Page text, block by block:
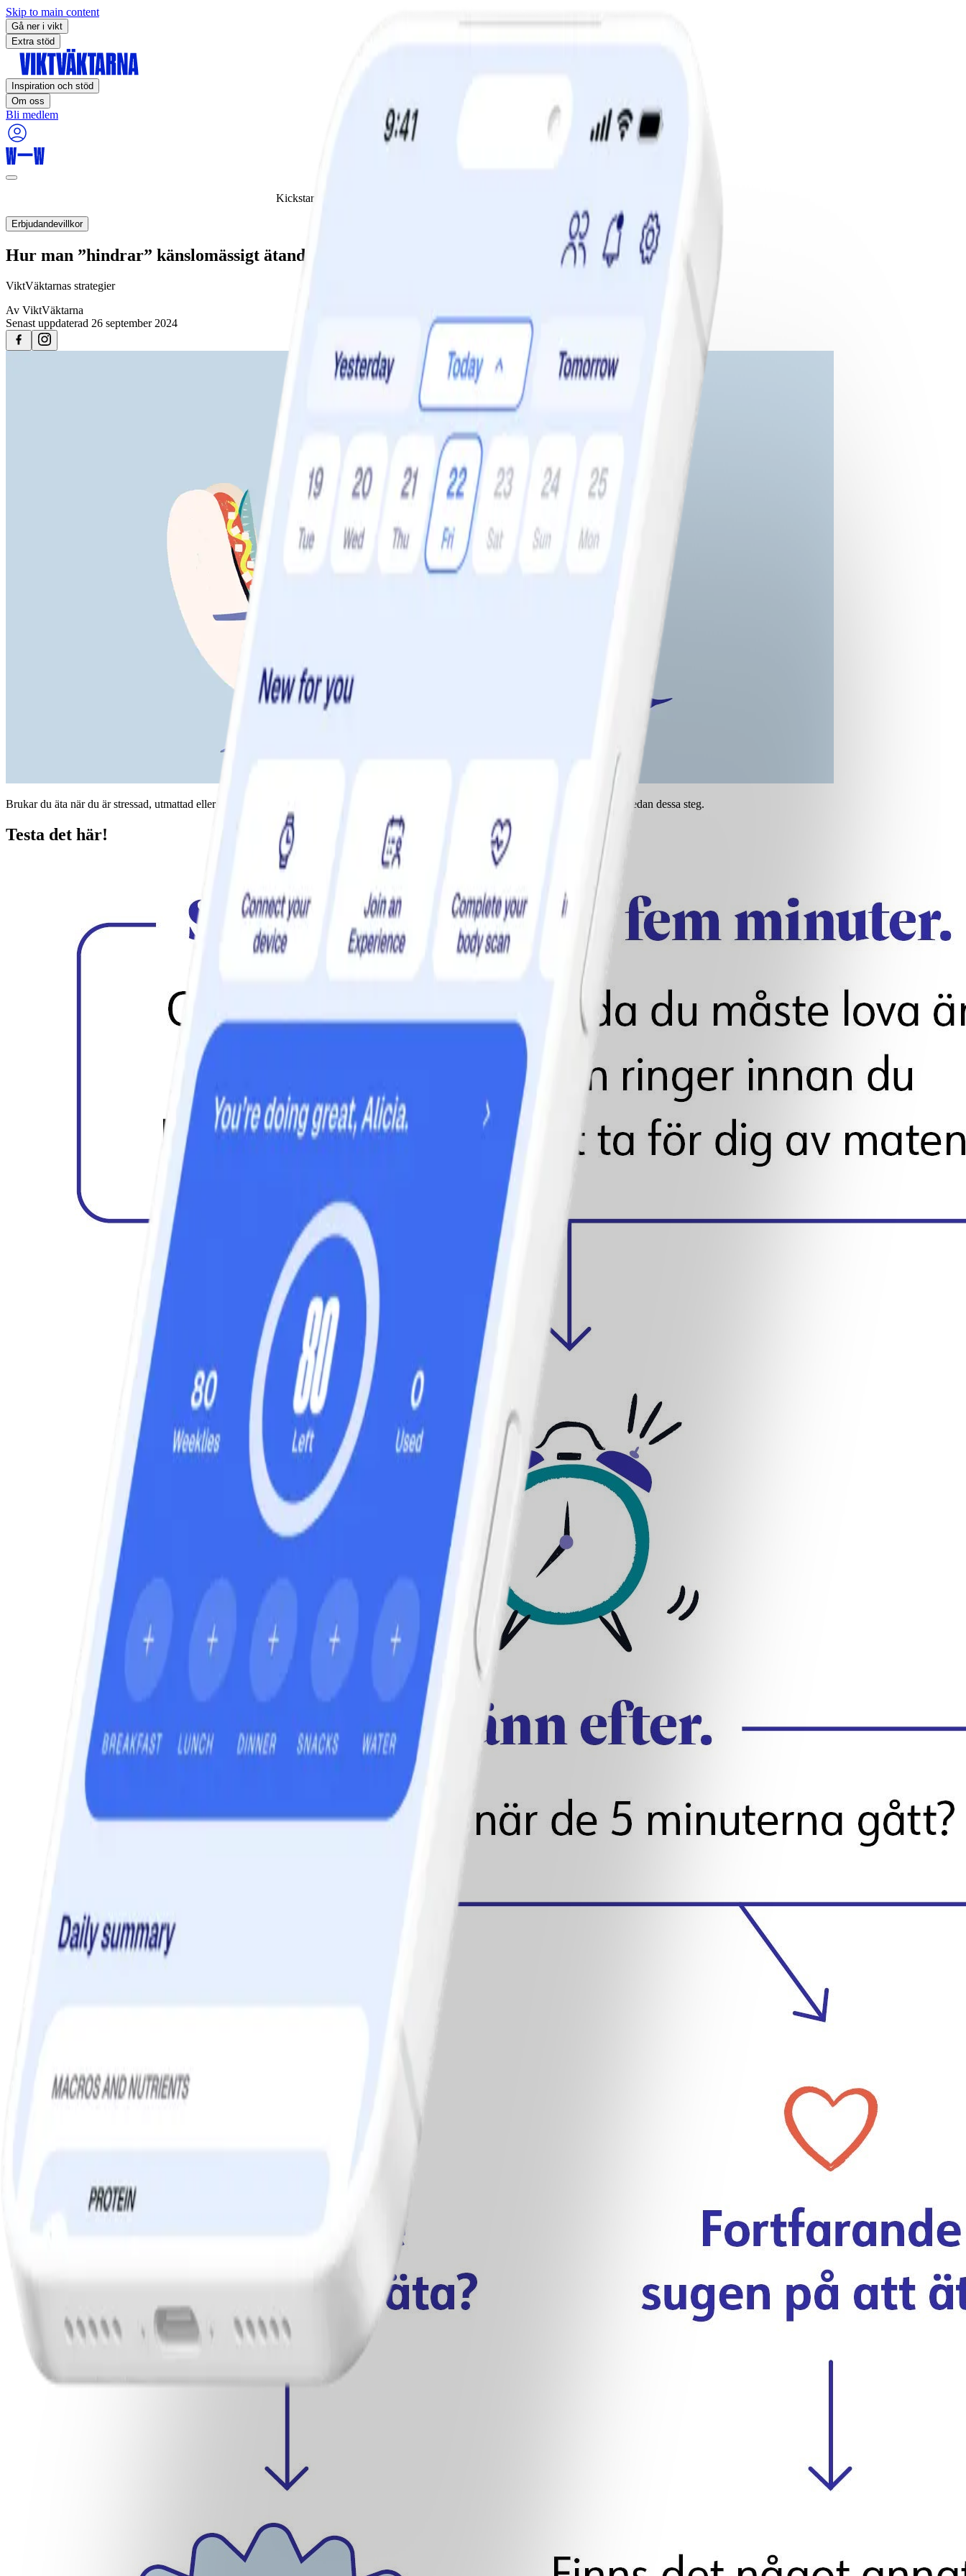
Skip to main content
Gå ner i vikt
Extra stöd
Inspiration och stöd
Om oss
Bli medlem
Kickstarta din viktminskningsresa nu! Spara 50% när du tecknar 12 månaders medlemskap.
Erbjudandevillkor
Hur man ”hindrar” känslomässigt ätande på bara fem minuter
ViktVäktarnas strategier
Av ViktVäktarna
Senast uppdaterad 26 september 2024
Brukar du äta när du är stressad, utmattad eller arg? Det är normalt! Och du kan ändra det. Var uppmärksam nästa gång suget slår till, följ sedan dessa steg.
Testa det här!